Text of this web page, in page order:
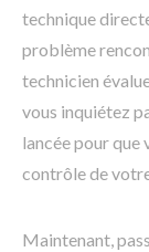
technique
problème
technicien
vous inquiétez
lancée pour que
contrôle de
Maintenant,